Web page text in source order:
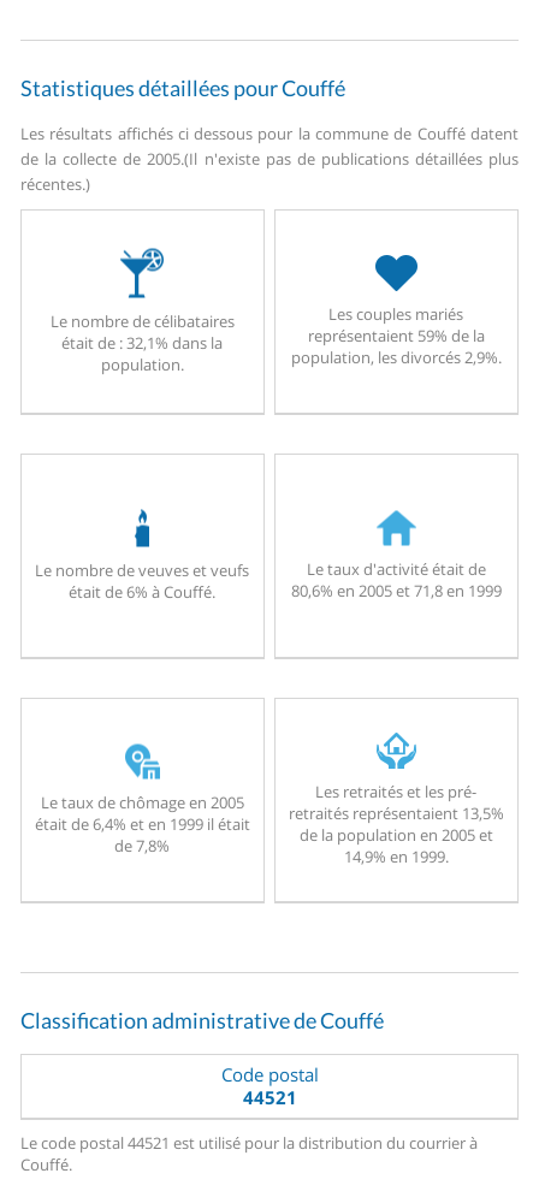
Statistiques détaillées pour Couffé
Les résultats affichés ci dessous pour la commune de Couffé datent
de la collecte de 2005.(Il n'existe pas de publications détaillées plus
récentes.)
Le nombre de célibataires
était de : 32,1% dans la
population.
Les couples mariés
représentaient 59% de la
population, les divorcés 2,9%.
Le nombre de veuves et veufs
était de 6% à Couffé.
Le taux d'activité était de
80,6% en 2005 et 71,8 en 1999
Le taux de chômage en 2005
était de 6,4% et en 1999 il était
de 7,8%
Les retraités et les pré-
retraités représentaient 13,5%
de la population en 2005 et
14,9% en 1999.
Classification administrative de Couffé
Code postal
44521
Le code postal 44521 est utilisé pour la distribution du courrier à
Couffé.